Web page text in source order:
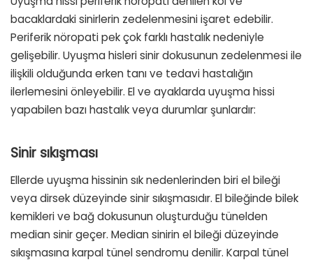
bacaklardaki sinirlerin zedelenmesini işaret edebilir.
Periferik nöropati pek çok farklı hastalık nedeniyle
gelişebilir. Uyuşma hisleri sinir dokusunun zedelenmesi ile
ilişkili olduğunda erken tanı ve tedavi hastalığın
ilerlemesini önleyebilir. El ve ayaklarda uyuşma hissi
yapabilen bazı hastalık veya durumlar şunlardır:
Sinir sıkışması
Ellerde uyuşma hissinin sık nedenlerinden biri el bileği
veya dirsek düzeyinde sinir sıkışmasıdır. El bileğinde bilek
kemikleri ve bağ dokusunun oluşturduğu tünelden
median sinir geçer. Median sinirin el bileği düzeyinde
sıkışmasına karpal tünel sendromu denilir. Karpal tünel